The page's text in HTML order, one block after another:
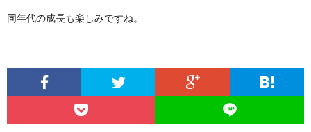
同年代の成長も楽しみですね。